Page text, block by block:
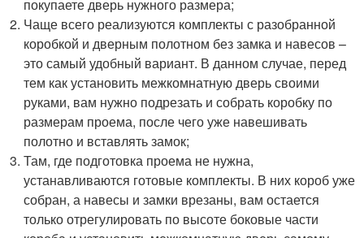
покупаете дверь нужного размера;
Чаще всего реализуются комплекты с разобранной
коробкой и дверным полотном без замка и навесов –
это самый удобный вариант. В данном случае, перед
тем как установить межкомнатную дверь своими
руками, вам нужно подрезать и собрать коробку по
размерам проема, после чего уже навешивать
полотно и вставлять замок;
Там, где подготовка проема не нужна,
устанавливаются готовые комплекты. В них короб уже
собран, а навесы и замки врезаны, вам остается
только отрегулировать по высоте боковые части